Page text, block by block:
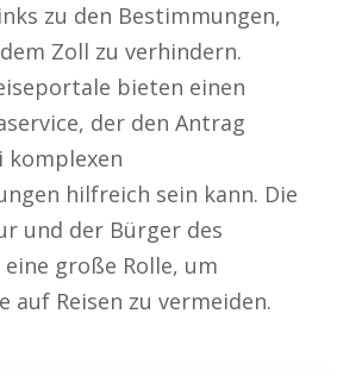
zu den Bestimmungen,
Zoll zu verhindern.
bieten einen
der den Antrag
komplexen
hilfreich sein kann. Die
und der Bürger des
große Rolle, um
auf Reisen zu vermeiden.